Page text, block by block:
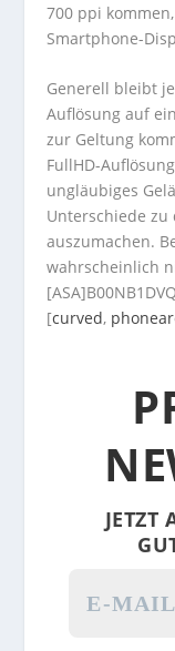
700 ppi
Smartphone-
Generell bleibt
Auflösung auf
zur Geltung
FullHD-
ungläubiges
Unterschiede
auszumachen.
wahrscheinlich
[curved,
JETZT